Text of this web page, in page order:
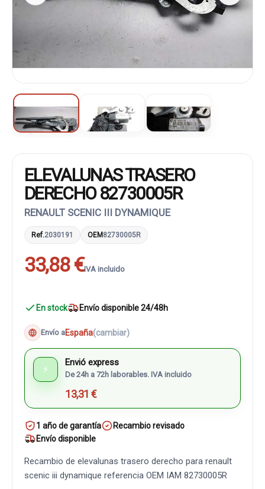
ELEVALUNAS TRASERO
DERECHO 82730005R
RENAULT SCENIC III DYNAMIQUE
Ref.2030191 OEM82730005R
33,88 €IVA incluido
En stock Envío disponible 24/48h
Envío aEspaña(cambiar)
⚡
Envió express
De 24h a 72h laborables. IVA incluido
13,31 €
1 año de garantía
Recambio revisado
Envío disponible
Recambio de elevalunas trasero derecho para renault
scenic iii dynamique referencia OEM IAM 82730005R